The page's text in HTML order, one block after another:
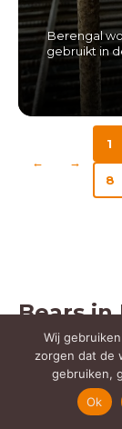
Berengal
gebruikt in
← →
1
8
Bears in
Blijf op de
op
Wij
zorgen dat de
gebruiken,
Ok